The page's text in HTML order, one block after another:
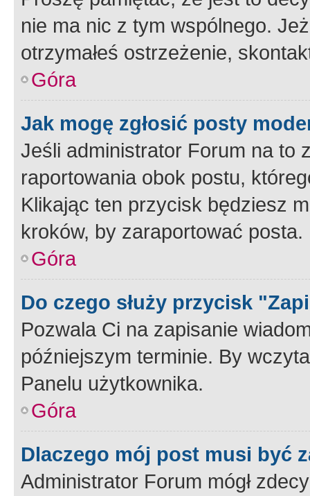
nie ma nic z tym wspólnego.
otrzymałeś ostrzeżenie,
Góra
Jak mogę zgłosić posty
Jeśli administrator Forum na to
raportowania obok postu,
Klikając ten przycisk będziesz
kroków, by zaraportować posta.
Góra
Do czego służy przycisk
Pozwala Ci na zapisanie
późniejszym terminie. By
Panelu użytkownika.
Góra
Dlaczego mój post musi być
Administrator Forum mógł